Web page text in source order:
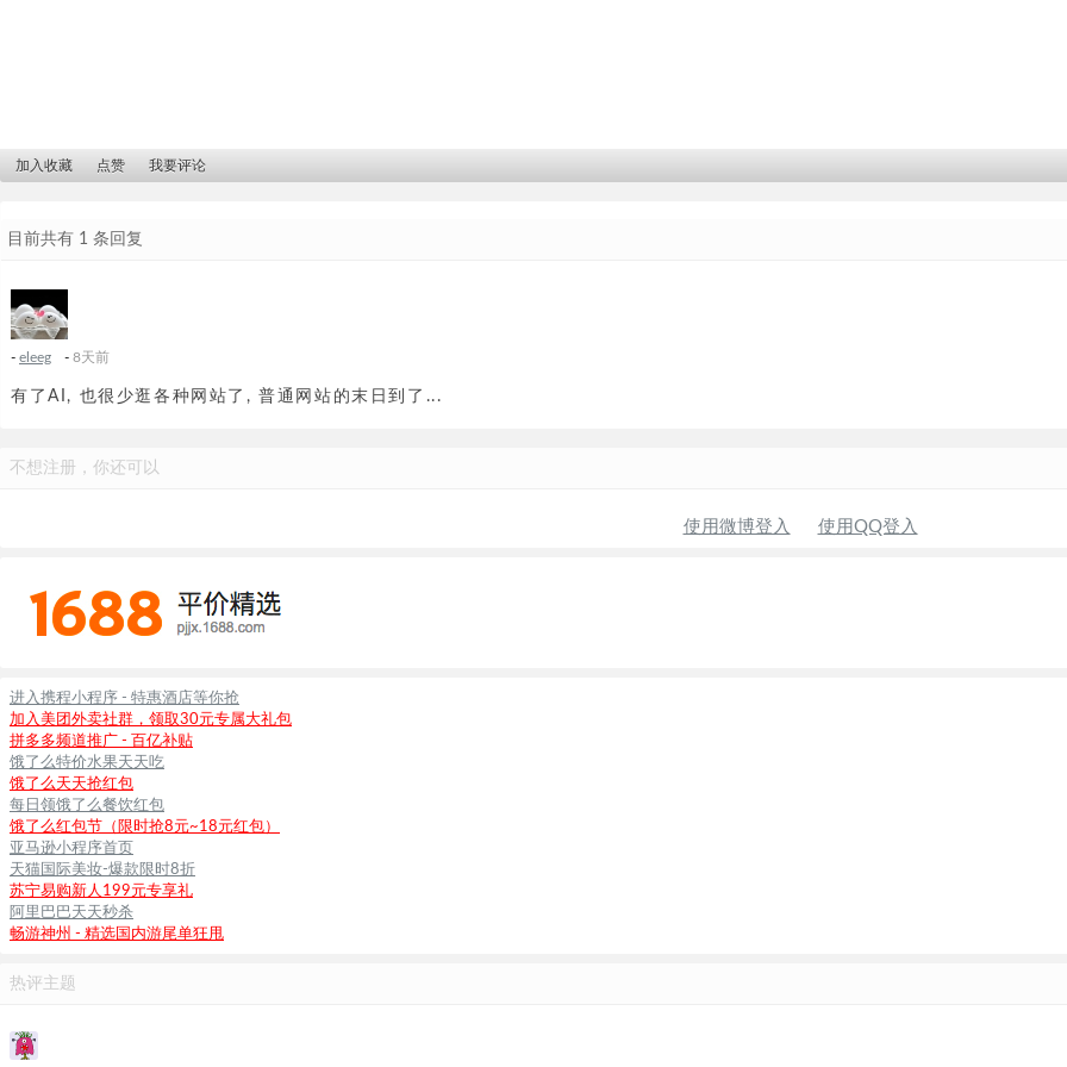
加入收藏 点赞 我要评论
目前共有 1 条回复
- eleeg - 8天前
有了AI, 也很少逛各种网站了, 普通网站的末日到了...
不想注册，你还可以
使用微博登入 使用QQ登入
进入携程小程序 - 特惠酒店等你抢
加入美团外卖社群，领取30元专属大礼包
拼多多频道推广 - 百亿补贴
饿了么特价水果天天吃
饿了么天天抢红包
每日领饿了么餐饮红包
饿了么红包节（限时抢8元~18元红包）
亚马逊小程序首页
天猫国际美妆-爆款限时8折
苏宁易购新人199元专享礼
阿里巴巴天天秒杀
畅游神州 - 精选国内游尾单狂甩
热评主题